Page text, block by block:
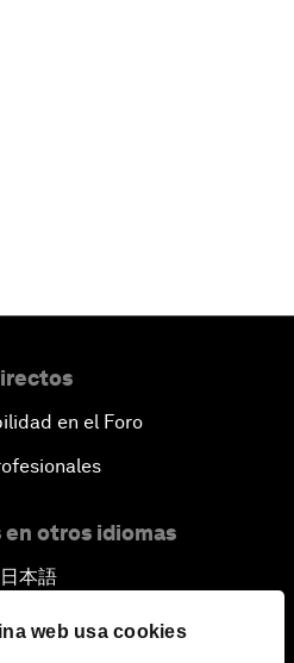
web usa cookies
en el Foro
en otros idiomas
日本語